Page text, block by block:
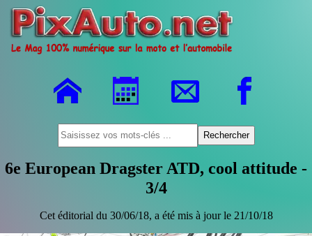
6e European Dragster ATD, cool attitude -
3/4
Cet éditorial du 30/06/18, a été mis à jour le 21/10/18